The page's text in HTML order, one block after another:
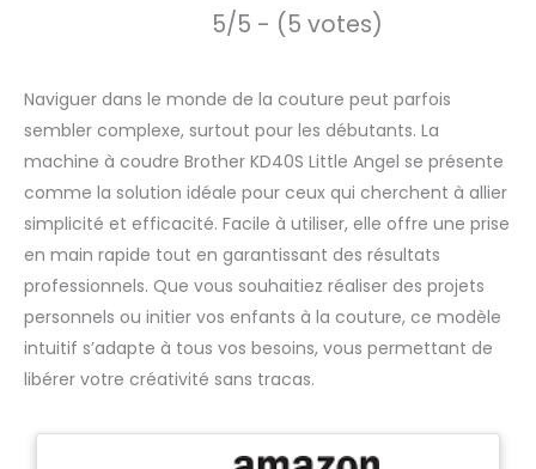
5/5 - (5 votes)
Naviguer dans le monde de la couture peut parfois
sembler complexe, surtout pour les débutants. La
machine à coudre Brother KD40S Little Angel se présente
comme la solution idéale pour ceux qui cherchent à allier
simplicité et efficacité. Facile à utiliser, elle offre une prise
en main rapide tout en garantissant des résultats
professionnels. Que vous souhaitiez réaliser des projets
personnels ou initier vos enfants à la couture, ce modèle
intuitif s’adapte à tous vos besoins, vous permettant de
libérer votre créativité sans tracas.